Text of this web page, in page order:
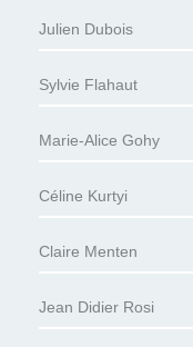
Julien Dubois
Sylvie Flahaut
Marie-Alice Gohy
Céline Kurtyi
Claire Menten
Jean Didier Rosi